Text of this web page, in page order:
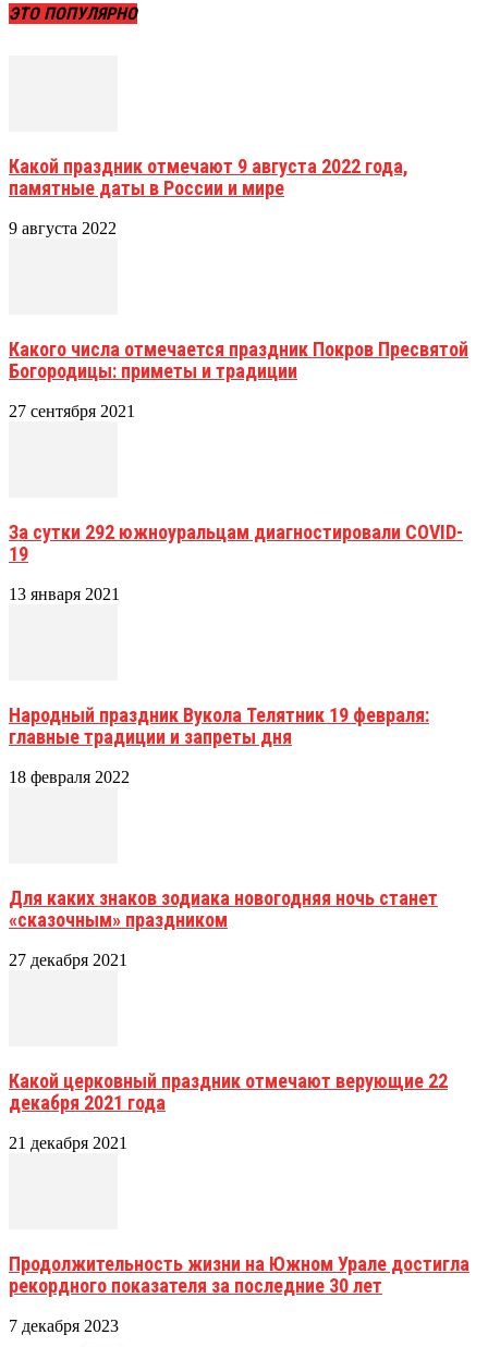
ЭТО ПОПУЛЯРНО
Какой праздник отмечают 9 августа 2022 года,
памятные даты в России и мире
9 августа 2022
Какого числа отмечается праздник Покров Пресвятой
Богородицы: приметы и традиции
27 сентября 2021
За сутки 292 южноуральцам диагностировали COVID-
19
13 января 2021
Народный праздник Вукола Телятник 19 февраля:
главные традиции и запреты дня
18 февраля 2022
Для каких знаков зодиака новогодняя ночь станет
«сказочным» праздником
27 декабря 2021
Какой церковный праздник отмечают верующие 22
декабря 2021 года
21 декабря 2021
Продолжительность жизни на Южном Урале достигла
рекордного показателя за последние 30 лет
7 декабря 2023